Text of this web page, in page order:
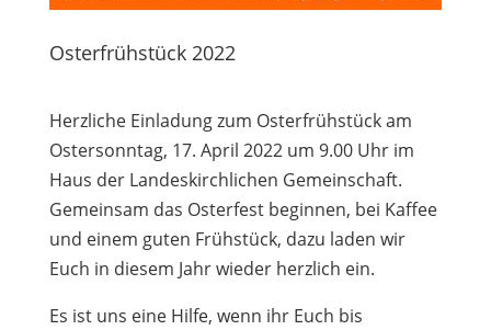
Osterfrühstück 2022
Herzliche Einladung zum Osterfrühstück am
Ostersonntag, 17. April 2022 um 9.00 Uhr im
Haus der Landeskirchlichen Gemeinschaft.
Gemeinsam das Osterfest beginnen, bei Kaffee
und einem guten Frühstück, dazu laden wir
Euch in diesem Jahr wieder herzlich ein.
Es ist uns eine Hilfe, wenn ihr Euch bis